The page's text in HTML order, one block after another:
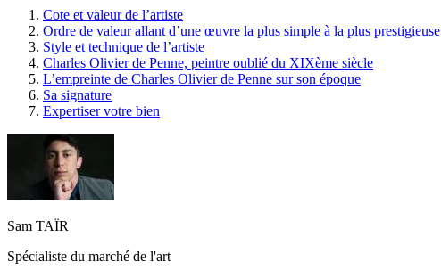
Cote et valeur de l’artiste
Ordre de valeur allant d’une œuvre la plus simple à la plus prestigieuse
Style et technique de l’artiste
Charles Olivier de Penne, peintre oublié du XIXème siècle
L’empreinte de Charles Olivier de Penne sur son époque
Sa signature
Expertiser votre bien
Sam TAÏR
Spécialiste du marché de l'art